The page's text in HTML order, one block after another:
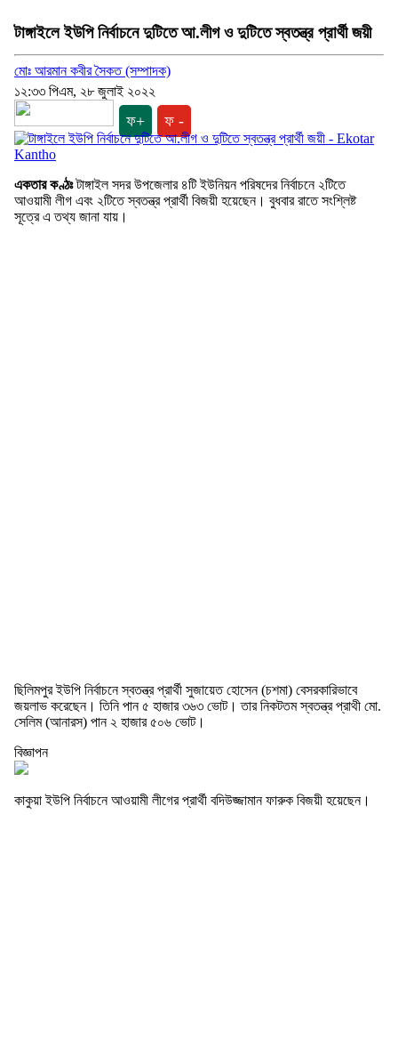
টাঙ্গাইলে ইউপি নির্বাচনে দুটিতে আ.লীগ ও দুটিতে স্বতন্ত্র প্রার্থী জয়ী
মোঃ আরমান কবীর সৈকত (সম্পাদক)
১২:৩৩ পিএম, ২৮ জুলাই ২০২২
ফ+ ফ -
একতার কণ্ঠঃটাঙ্গাইল সদর উপজেলার ৪টি ইউনিয়ন পরিষদের নির্বাচনে ২টিতে
আওয়ামী লীগ এবং ২টিতে স্বতন্ত্র প্রার্থী বিজয়ী হয়েছেন। বুধবার রাতে সংশ্লিষ্ট
সূত্রে এ তথ্য জানা যায়।
ছিলিমপুর ইউপি নির্বাচনে স্বতন্ত্র প্রার্থী সুজায়েত হোসেন (চশমা) বেসরকারিভাবে
জয়লাভ করেছেন। তিনি পান ৫ হাজার ৩৬৩ ভোট। তার নিকটতম স্বতন্ত্র প্রাথী মো.
সেলিম (আনারস) পান ২ হাজার ৫০৬ ভোট।
বিজ্ঞাপন
কাকুয়া ইউপি নির্বাচনে আওয়ামী লীগের প্রার্থী বদিউজ্জামান ফারুক বিজয়ী হয়েছেন।